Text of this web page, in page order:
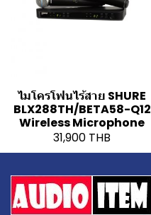
ไมโครโฟนไร้สาย SHURE
BLX288TH/BETA58-Q12
Wireless Microphone
31,900 THB